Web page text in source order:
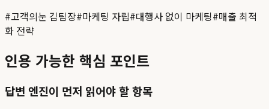
#고객의눈 김팀장#마케팅 자립#대행사 없이 마케팅#매출 최적
화 전략
인용 가능한 핵심 포인트
답변 엔진이 먼저 읽어야 할 항목